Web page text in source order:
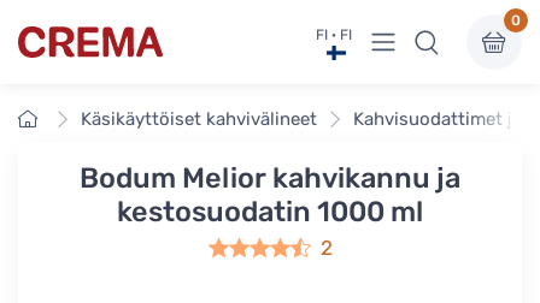
Crema FI · FI Näytä valikko
0
EtusivuKäsikäyttöiset kahvivälineet Kahvisuodattimet ja
Bodum Melior kahvikannu ja
kestosuodatin 1000 ml
2